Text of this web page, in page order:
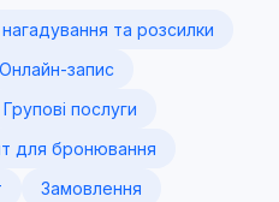
та розсилки
Онлайн-запис
Групові послуги
для бронювання
Замовлення